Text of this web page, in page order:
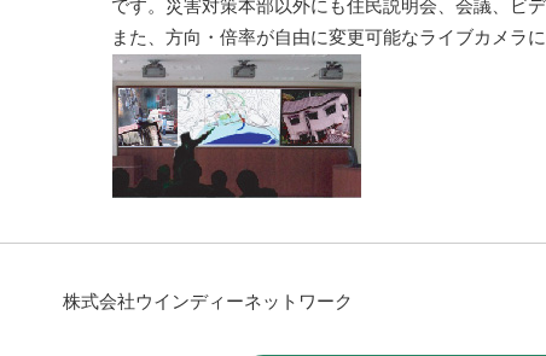
です。災害対策本部以外にも住民説明会、会議、ビ
また、方向・倍率が自由に変更可能なライブカメラ
株式会社ウインディーネットワーク